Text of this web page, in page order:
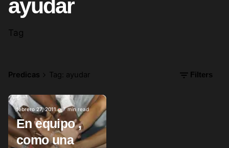
ayudar
Tag
Predicas Tag: ayudar Filters
Posted by
febrero 27, 2011 7 min read
En equipo ,
como una